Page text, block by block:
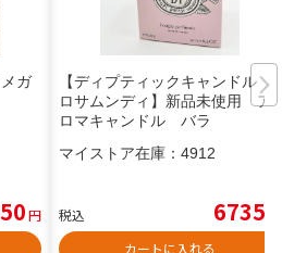
ガ
円
【ディプティックキャンドル
ロサムンディ】新品未使用 ア
ロマキャンドル バラ
マイストア在庫： 4912
税込 6735
カートに入れる